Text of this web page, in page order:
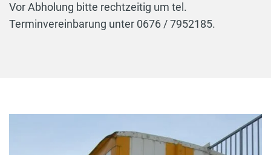
Vor Abholung bitte rechtzeitig um tel.
Terminvereinbarung unter 0676 / 7952185.